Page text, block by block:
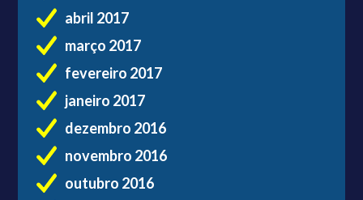
abril 2017
março 2017
fevereiro 2017
janeiro 2017
dezembro 2016
novembro 2016
outubro 2016